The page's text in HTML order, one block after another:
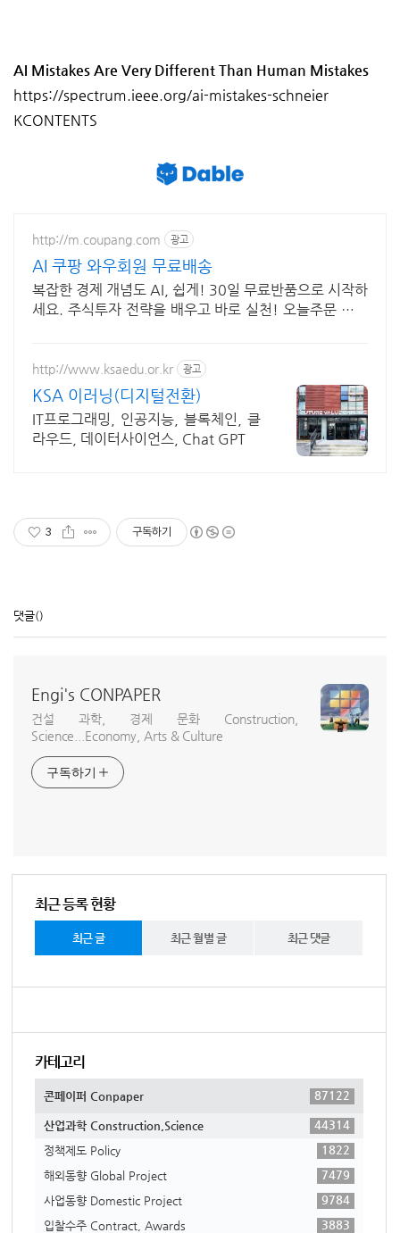
AI Mistakes Are Very Different Than Human Mistakes
https://spectrum.ieee.org/ai-mistakes-schneier
KCONTENTS
http://m.coupang.com 광고
AI 쿠팡 와우회원 무료배송
복잡한 경제 개념도 AI, 쉽게! 30일 무료반품으로 시작하
세요. 주식투자 전략을 배우고 바로 실천! 오늘주문 내일
http://www.ksaedu.or.kr 광고
KSA 이러닝(디지털전환)
IT프로그래밍, 인공지능, 블록체인, 클
라우드, 데이터사이언스, Chat GPT
3 구독하기
댓글()
Engi's CONPAPER
건설 과학, 경제 문화 Construction,
Science...Economy, Arts & Culture
구독하기
최근 등록 현황
최근 글 최근 월별 글 최근 댓글
카테고리
콘페이퍼 Conpaper 87122
산업과학 Construction,Science
44314
정책제도 Policy
1822
해외동향 Global Project
7479
사업동향 Domestic Project
9784
입찰수주 Contract, Awards
3883